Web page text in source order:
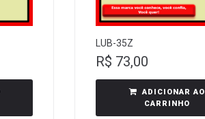
LUB-35Z
R$ 73,00
ADICIONAR AO
CARRINHO